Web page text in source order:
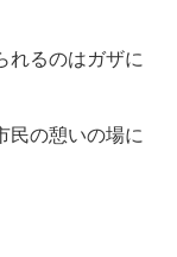
れるのはガザに
民の憩いの場に